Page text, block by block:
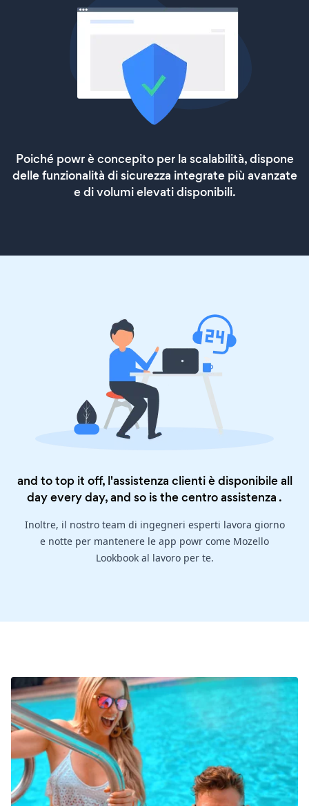
Poiché powr è concepito per la scalabilità, dispone
delle funzionalità di sicurezza integrate più avanzate
e di volumi elevati disponibili.
and to top it off, l'assistenza clienti è disponibile all
day every day, and so is thecentro assistenza .
Inoltre, il nostro team di ingegneri esperti lavora giorno
e notte per mantenere le app powr come Mozello
Lookbook al lavoro per te.